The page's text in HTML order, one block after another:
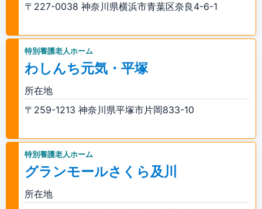
〒227-0038 神奈川県横浜市青葉区奈良4-6-1
特別養護老人ホーム
わしんち元気・平塚
所在地
〒259-1213 神奈川県平塚市片岡833-10
特別養護老人ホーム
グランモールさくら及川
所在地